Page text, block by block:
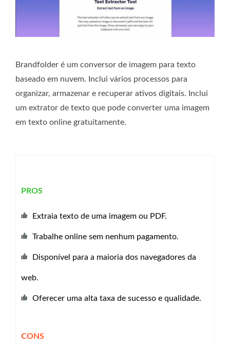
Brandfolder é um conversor de imagem para texto
baseado em nuvem. Inclui vários processos para
organizar, armazenar e recuperar ativos digitais. Inclui
um extrator de texto que pode converter uma imagem
em texto online gratuitamente.
PROS
Extraia texto de uma imagem ou PDF.
Trabalhe online sem nenhum pagamento.
Disponível para a maioria dos navegadores da
web.
Oferecer uma alta taxa de sucesso e qualidade.
CONS